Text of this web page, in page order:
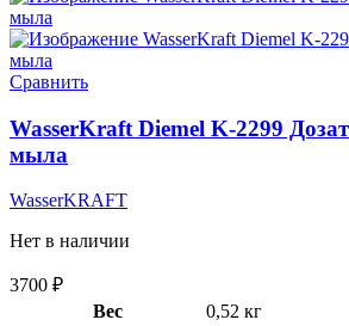
Сравнить
WasserKraft Diemel K-2299
мыла
WasserKRAFT
Нет в наличии
3700 ₽
Вес
0,52 кг